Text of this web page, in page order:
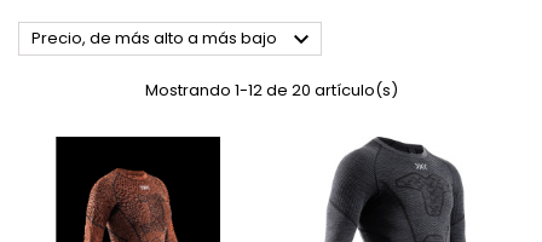
Precio, de más alto a más bajo 
Mostrando 1-12 de 20 artículo(s)